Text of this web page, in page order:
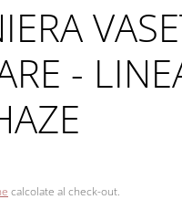
-
calcolate al check-out.